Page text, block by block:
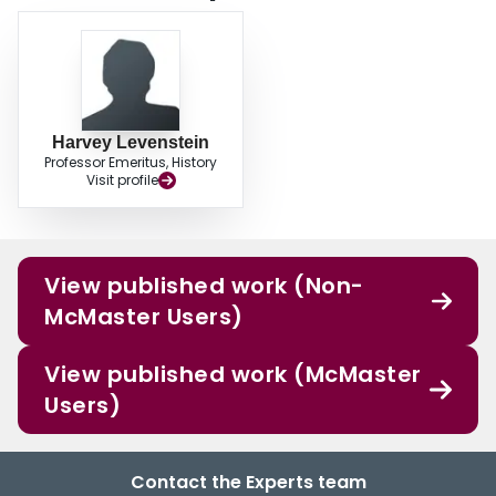
Harvey Levenstein
Professor Emeritus, History
Visit profile
View published work (Non-
McMaster Users)
View published work (McMaster
Users)
Contact the Experts team